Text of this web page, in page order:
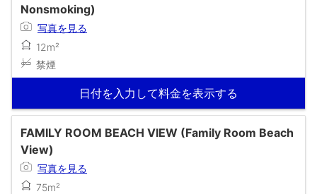
Nonsmoking)
写真を見る
12m²
禁煙
日付を入力して料金を表示する
FAMILY ROOM BEACH VIEW (Family Room Beach
View)
写真を見る
75m²